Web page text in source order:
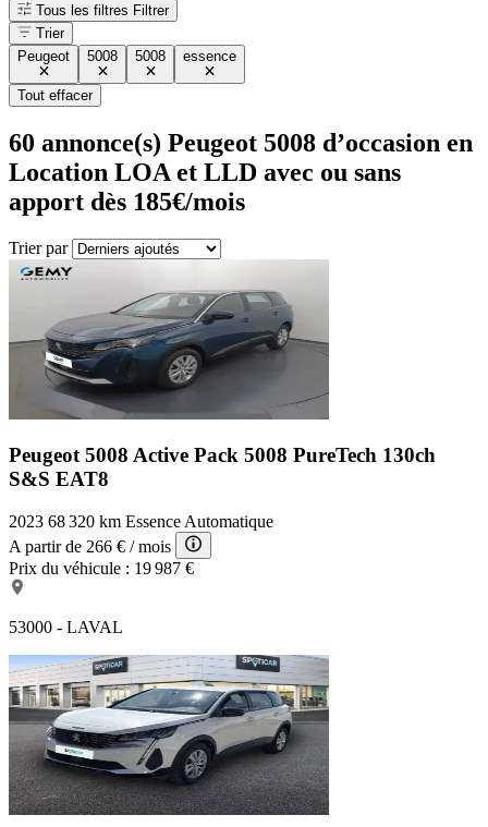
Tous les filtres Filtrer
Trier
Peugeot
5008 5008 essence
Tout effacer
60 annonce(s) Peugeot 5008 d’occasion en
Location LOA et LLD avec ou sans
apport dès 185€/mois
Trier par
Peugeot 5008 Active Pack 5008 PureTech 130ch
S&S EAT8
2023 68 320 km Essence Automatique
A partir de 266 € / mois
Prix du véhicule : 19 987 €
53000 - LAVAL